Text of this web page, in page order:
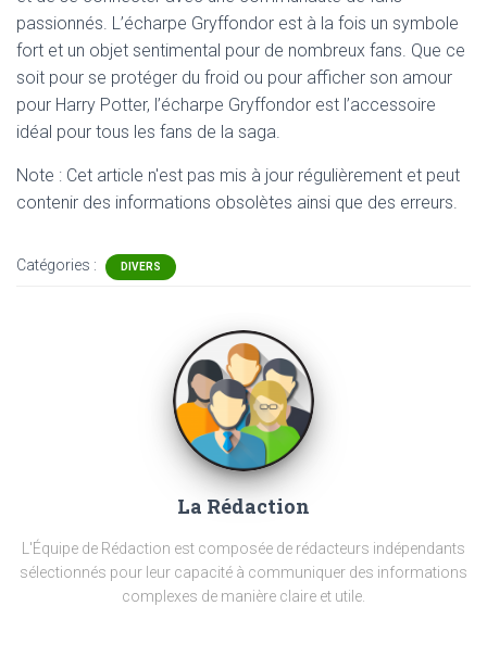
passionnés. L’écharpe Gryffondor est à la fois un symbole
fort et un objet sentimental pour de nombreux fans. Que ce
soit pour se protéger du froid ou pour afficher son amour
pour Harry Potter, l’écharpe Gryffondor est l’accessoire
idéal pour tous les fans de la saga.
Note : Cet article n'est pas mis à jour régulièrement et peut
contenir des informations obsolètes ainsi que des erreurs.
Catégories : DIVERS
La Rédaction
L'Équipe de Rédaction est composée de rédacteurs indépendants
sélectionnés pour leur capacité à communiquer des informations
complexes de manière claire et utile.